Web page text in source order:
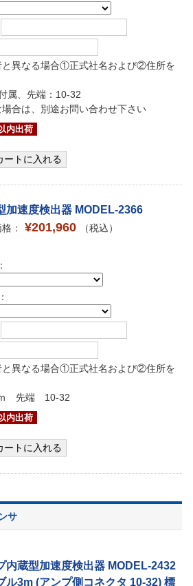
異なる場合①正式社名および②住所を
属、先端：10-32
合は、別途お問い合わせ下さい
内出荷
加速度検出器 MODEL-2366
： ¥201,960 （税込）
異なる場合①正式社名および②住所を
先端 10-32
内出荷
サ
内蔵型加速度検出器 MODEL-2432
ル3m (アンプ側コネクタ 10-32) 標